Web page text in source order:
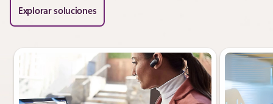
Explorar soluciones